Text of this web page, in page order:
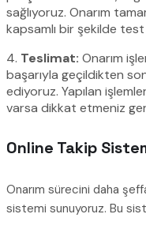
sağlıyoruz. Onarım
kapsamlı bir şekilde
4. Teslimat: Onarım
başarıyla geçildikten
ediyoruz. Yapılan
varsa dikkat etmeniz
Online Takip
Onarım sürecini daha
sistemi sunuyoruz. Bu